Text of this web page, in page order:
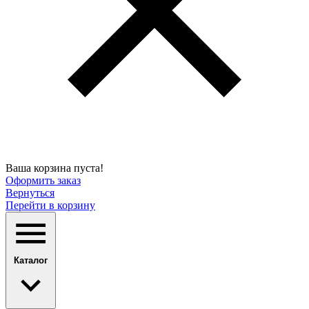
Ваша корзина пуста!
Оформить заказ
Вернуться
Перейти в корзину
Каталог